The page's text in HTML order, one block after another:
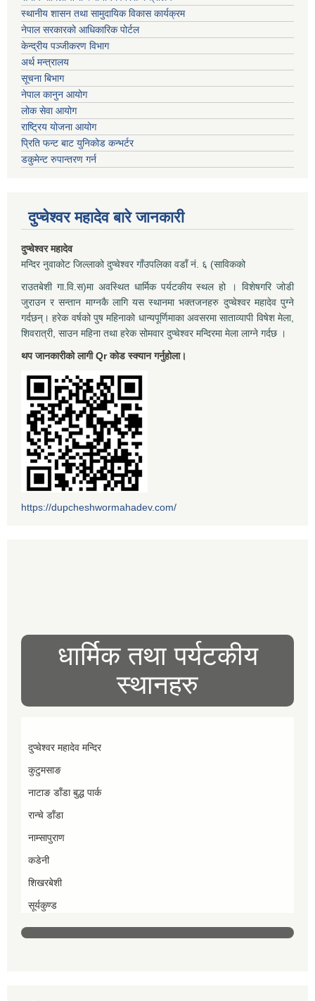
स्थानीय शासन तथा सामुदायिक विकास कार्यक्रम
नेपाल सरकारको आधिकारिक पोर्टल
केन्द्रीय पञ्जीकरण विभाग
अर्थ मन्त्रालय
सूचना बिभाग
नेपाल कानुन आयोग
लोक सेवा आयोग
राष्ट्रिय योजना आयोग
प्रिति फन्ट बाट युनिकोड कन्भर्टर
डकुमेन्ट रुपान्तरण गर्न
दुप्चेश्वर महादेव बारे जानकारी
दुप्चेश्वर महादेव
मन्दिर नुवाकोट जिल्लाको दुप्चेश्वर गाँउपलिका वडाँ नं. ६ (साविकको
राउतबेशी गा.वि.स)मा अवस्थित धार्मिक पर्यटकीय स्थल हो । विशेषगरि जोडी
जुराउन र सन्तान माग्नकै लागि यस स्थानमा भक्तजनहरु दुप्चेश्वर महादेव पुग्ने
गर्दछन्। हरेक वर्षको पुष महिनाको धान्यपूर्णिमाका अवसरमा साताव्यापी विषेश मेला,
शिवरात्री, साउन महिना तथा हरेक सोमवार दुप्चेश्वर मन्दिरमा मेला लाग्ने गर्दछ ।
थप जानकारीको लागी Qr कोड स्क्यान गर्नुहोला।
https://dupcheshwormahadev.com/
धार्मिक तथा पर्यटकीय
स्थानहरु
दुप्चेश्वर महादेव मन्दिर
कुटुमसाङ
नाटाङ डाँडा बुद्ध पार्क
रान्चे डाँडा
नाम्सापुराण
कडेनी
शिखरबेशी
सूर्यकुण्ड